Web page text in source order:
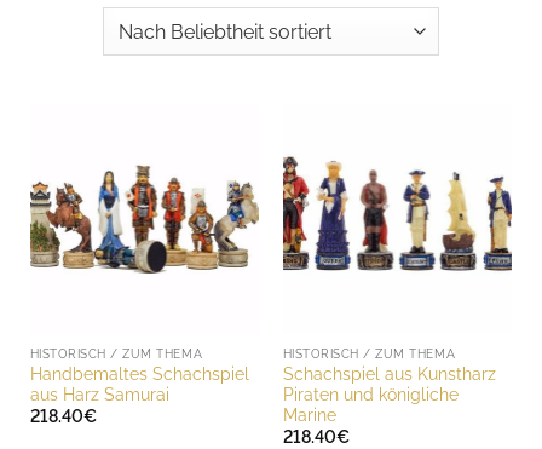
HISTORISCH / ZUM THEMA
Handbemaltes Schachspiel
aus Harz Samurai
218.40€
HISTORISCH / ZUM THEMA
Schachspiel aus Kunstharz
Piraten und königliche
Marine
218.40€